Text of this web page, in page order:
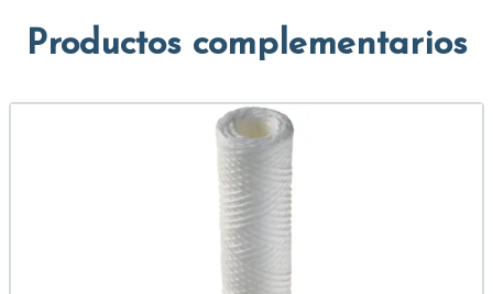
Productos complementarios